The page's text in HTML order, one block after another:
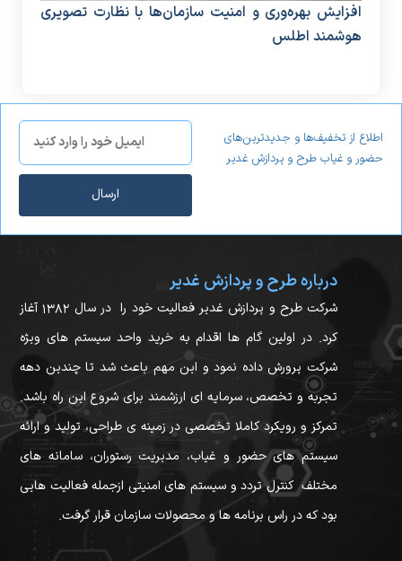
افزایش بهره‌وری و امنیت سازمان‌ها با نظارت تصویری
هوشمند اطلس
اطلاع از تخفیف‌ها و جدیدترین‌های
حضور و غیاب طرح و پردازش غدیر
ارسال
درباره طرح و پردازش غدیر
شرکت طرح و پردازش غدیر فعالیت خود را در سال ۱۳۸۲ آغاز
کرد. در اولین گام ها اقدام به خرید واحد سیستم های ویژه
شرکت پرورش داده نمود و این مهم باعث شد تا چندین دهه
تجربه و تخصص، سرمایه ای ارزشمند برای شروع این راه باشد.
تمرکز و رویکرد کاملا تخصصی در زمینه ی طراحی، تولید و ارائه
سیستم های حضور و غیاب، مدیریت رستوران، سامانه های
مختلف کنترل تردد و سیستم های امنیتی ازجمله فعالیت هایی
بود که در راس برنامه ها و محصولات سازمان قرار گرفت.